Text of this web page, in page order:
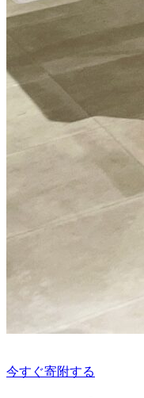
今すぐ寄附する